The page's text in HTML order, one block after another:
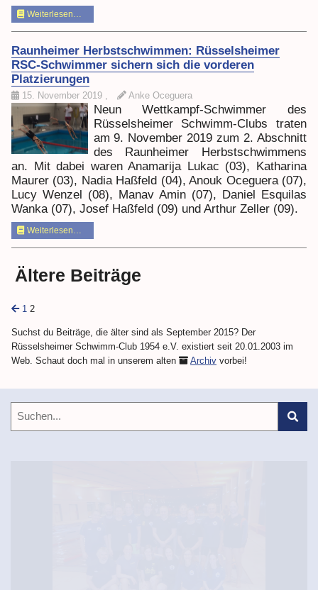
Weiterlesen…
Raunheimer Herbstschwimmen: Rüsselsheimer
RSC-Schwimmer sichern sich die vorderen
Platzierungen
15. November 2019 Anke Oceguera
Neun Wettkampf-Schwimmer des
Rüsselsheimer Schwimm-Clubs traten
am 9. November 2019 zum 2. Abschnitt
des Raunheimer Herbstschwimmens
an. Mit dabei waren Anamarija Lukac (03), Katharina
Maurer (03), Nadia Haßfeld (04), Anouk Oceguera (07),
Lucy Wenzel (08), Manav Amin (07), Daniel Esquilas
Wanka (07), Josef Haßfeld (09) und Arthur Zeller (09).
Weiterlesen…
Ältere Beiträge
1 2
Suchst du Beiträge, die älter sind als September 2015? Der
Rüsselsheimer Schwimm-Club 1954 e.V. existiert seit 20.01.2003 im
Web. Schaut doch mal in unserem alten
Archiv vorbei!